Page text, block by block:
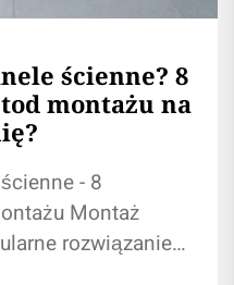
ścienne? 8
montażu na
- 8
Montaż
rozwiązanie